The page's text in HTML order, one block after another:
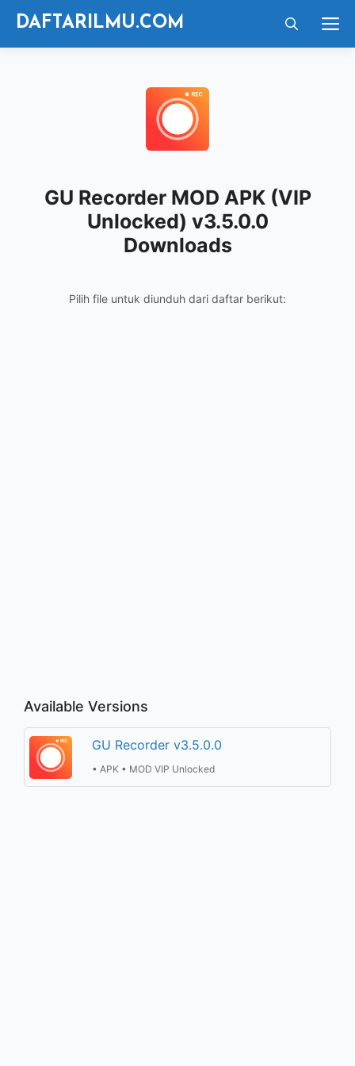
Langsung
DAFTARILMU.COM
GU Recorder MOD APK (VIP
Unlocked) v3.5.0.0
Downloads
Pilih file untuk diunduh dari daftar berikut:
Available Versions
GU Recorder v3.5.0.0
• APK • MOD VIP Unlocked